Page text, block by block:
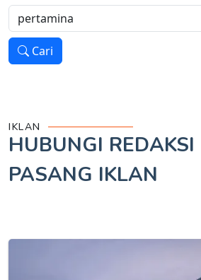
Cari
IKLAN
HUBUNGI
PASANG IKLAN